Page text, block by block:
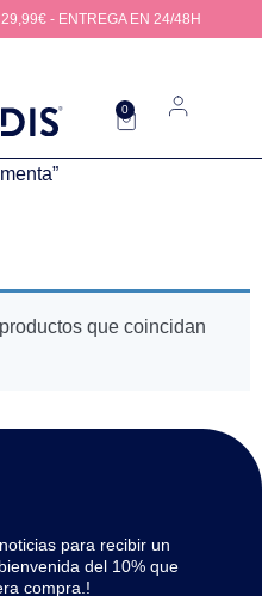
- ENTREGA EN 24/48H
0
que coincidan
para recibir un
del 10% que
compra.!